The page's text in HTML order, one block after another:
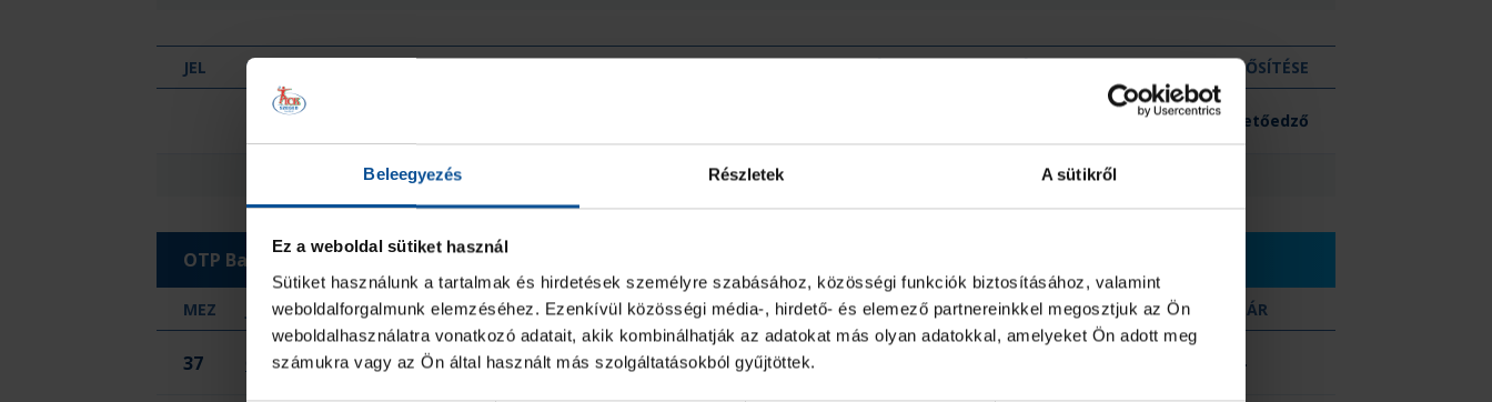
Beleegyezés Részletek A sütikről
Ez a weboldal sütiket használ
Sütiket használunk a tartalmak és hirdetések személyre szabásához, közösségi funkciók biztosításához, valamint
weboldalforgalmunk elemzéséhez. Ezenkívül közösségi média-, hirdető- és elemező partnereinkkel megosztjuk az Ön
weboldalhasználatra vonatkozó adatait, akik kombinálhatják az adatokat más olyan adatokkal, amelyeket Ön adott meg
számukra vagy az Ön által használt más szolgáltatásokból gyűjtöttek.
Kecel KC - Kiskőrös
JEL HIVATALOS SZEMÉLY NEVE MINŐSÍTÉSE
Szabó Tamás Vezetőedző
0
OTP Bank-Pick Szeged II.
MEZ JÁTÉKOS GÓL 7M 2 PERC SÁRGA KIZÁR
37 Gyetvai Gergő - -